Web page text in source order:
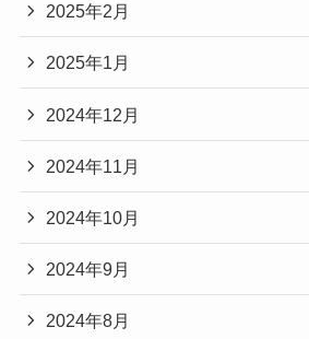
2025年2月
2025年1月
2024年12月
2024年11月
2024年10月
2024年9月
2024年8月